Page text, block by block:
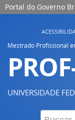
Portal do Governo
Mestrado Profissional
UNIVERSIDADE